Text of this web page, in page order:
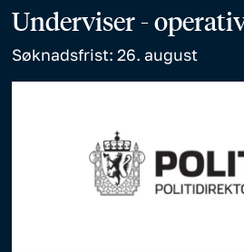
Underviser -
Søknadsfrist: 26. august